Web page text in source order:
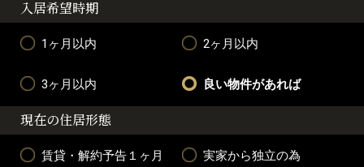
入居希望時期
1ヶ月以内 2ヶ月以内
3ヶ月以内 良い物件があれば
現在の住居形態
賃貸・解約予告１ヶ月 実家から独立の為